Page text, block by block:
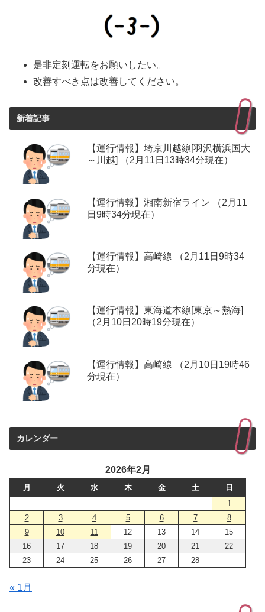
是非定刻運転をお願いしたい。
改善すべき点は改善してください。
新着記事
【運行情報】埼京川越線[羽沢横浜国大
～川越] （2月11日13時34分現在）
【運行情報】湘南新宿ライン （2月11
日9時34分現在）
【運行情報】高崎線 （2月11日9時34
分現在）
【運行情報】東海道本線[東京～熱海]
（2月10日20時19分現在）
【運行情報】高崎線 （2月10日19時46
分現在）
カレンダー
2026年2月
月 火 水 木 金 土
日
1
2
3 4 5 6 7
8
9
10 11 12 13 14
15
16
17 18 19 20 21
22
23
24 25 26 27 28
« 1月